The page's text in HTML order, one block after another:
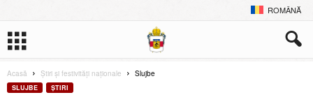
ROMÂNĂ
Acasă Știri și festivități naționale Slujbe
SLUJBE ŞTIRI